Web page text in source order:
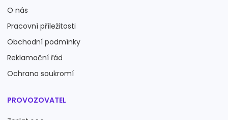
O nás
Pracovní příležitosti
Obchodní podmínky
Reklamační řád
Ochrana soukromí
PROVOZOVATEL